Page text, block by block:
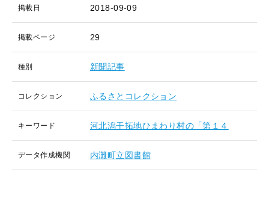
掲載日 2018-09-09
掲載ページ 29
種別 新聞記事
コレクション ふるさとコレクション
キーワード 河北潟干拓地ひまわり村の「第１４
データ作成機関 内灘町立図書館